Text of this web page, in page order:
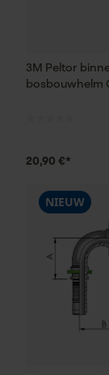
3M Peltor
bosbouwhelm
20,90 €*
NIEUW